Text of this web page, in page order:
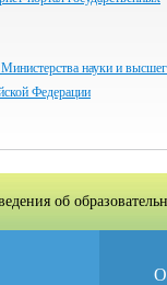
науки и
Федерации
об